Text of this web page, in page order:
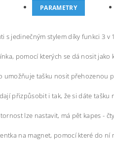
PARAMETRY
s jedinečným stylem díky funkci 3 v
pomocí kterých se dá nosit jako
umožňuje tašku nosit přehozenou
přizpůsobit i tak, že si dáte tašku
lze nastavit, má pět kapes -
na magnet, pomocí které do